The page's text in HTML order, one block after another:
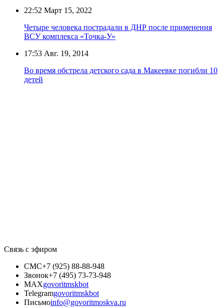
22:52 Март 15, 2022
Четыре человека пострадали в ДНР после применения
ВСУ комплекса «Точка-У»
17:53 Авг. 19, 2014
Во время обстрела детского сада в Макеевке погибли 10
детей
Связь с эфиром
СМС+7 (925) 88-88-948
Звонок+7 (495) 73-73-948
MAXgovoritmskbot
Telegramgovoritmskbot
Письмоinfo@govoritmoskva.ru